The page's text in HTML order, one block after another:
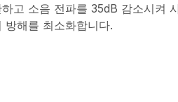
고 소음 전파를 35dB 감소시켜
방해를 최소화합니다.